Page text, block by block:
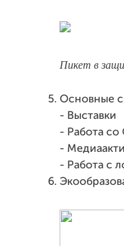
Пикет в
Основные
- Выставки
- Работа
-
- Работа с